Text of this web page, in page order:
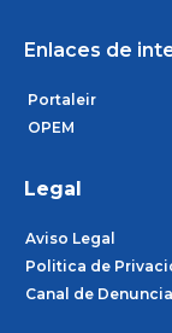
Enlaces de
Portaleir
OPEM
Legal
Aviso Legal
Politica de
Canal de